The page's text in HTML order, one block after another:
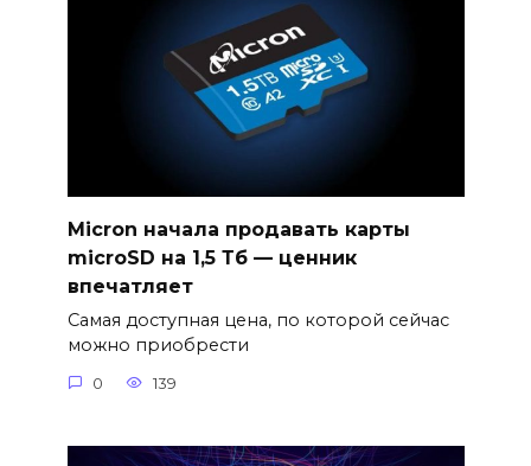
Micron начала продавать карты
microSD на 1,5 Тб — ценник
впечатляет
Самая доступная цена, по которой сейчас
можно приобрести
0 139